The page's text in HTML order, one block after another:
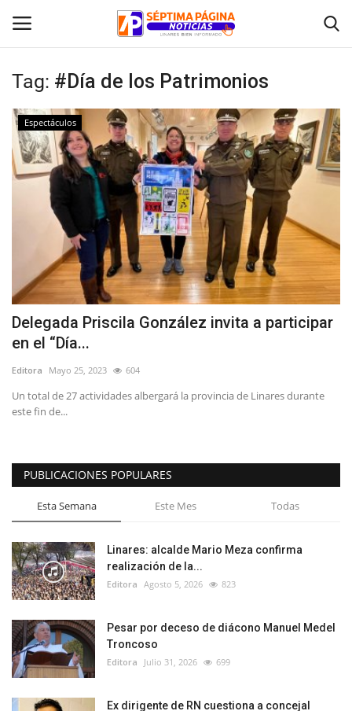
Inicio
Crónica
Policial
Tribunales
Deporte
Política
Espectáculos
Tag: #Día de los Patrimonios
Espectáculos
Delegada Priscila González invita a participar
en el “Día...
Editora Mayo 25, 2023 604
Un total de 27 actividades albergará la provincia de Linares durante
este fin de...
PUBLICACIONES POPULARES
Esta Semana Este Mes Todas
Linares: alcalde Mario Meza confirma
realización de la...
Editora Agosto 5, 2026 823
Pesar por deceso de diácono Manuel Medel
Troncoso
Editora Julio 31, 2026 699
Ex dirigente de RN cuestiona a concejal